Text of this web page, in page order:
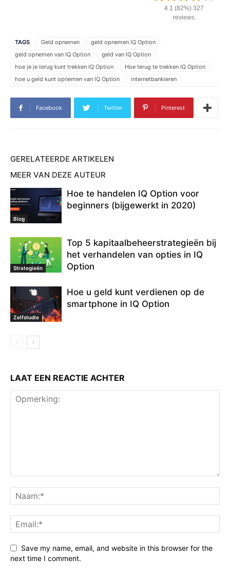
4.1 (82%) 327
reviews
TAGS Geld opnemen
geld opnemen IQ Option
geld opnemen van IQ Option
geld van IQ Option
hoe je je terug kunt trekken IQ Option
Hoe terug te trekken IQ Option
hoe u geld kunt opnemen van IQ Option
internetbankieren
IQ Option gratis intrekken
IQ Option intrekken
IQ Option intrekken probleem
IQ Option intrekking
opnameverzoek
optie intrekking
trek een winst uit IQ Option
verzoek intrekken IQ Option
voldoen aan uw internetbankierrekening
win winsten uit IQ Option
Facebook Twitter Pinterest
GERELATEERDE ARTIKELEN
MEER VAN DEZE AUTEUR
Blog
Hoe te handelen IQ Option voor
beginners (bijgewerkt in 2020)
Strategieën
Top 5 kapitaalbeheerstrategieën bij
het verhandelen van opties in IQ
Option
Zelfstudie
Hoe u geld kunt verdienen op de
smartphone in IQ Option
LAAT EEN REACTIE ACHTER
Save my name, email, and website in this browser for the
next time I comment.